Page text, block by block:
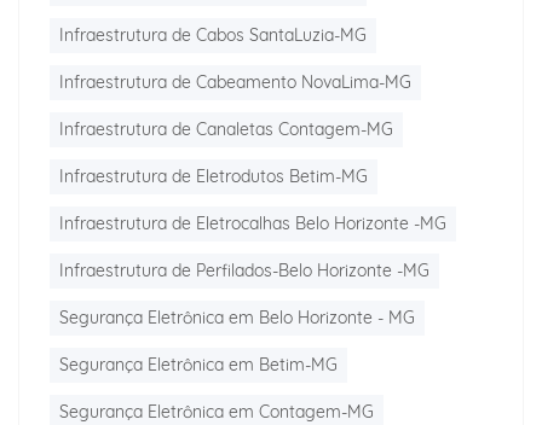
Infraestrutura de Cabos SantaLuzia-MG
Infraestrutura de Cabeamento NovaLima-MG
Infraestrutura de Canaletas Contagem-MG
Infraestrutura de Eletrodutos Betim-MG
Infraestrutura de Eletrocalhas Belo Horizonte -MG
Infraestrutura de Perfilados-Belo Horizonte -MG
Segurança Eletrônica em Belo Horizonte - MG
Segurança Eletrônica em Betim-MG
Segurança Eletrônica em Contagem-MG